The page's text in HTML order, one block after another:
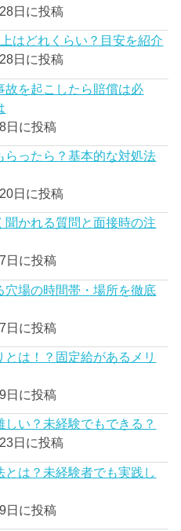
日に投稿
はどれくらい？目安を紹介
日に投稿
故を起こしたら賠償は必
日に投稿
らったら？基本的な対処法
日に投稿
聞かれる質問と面接時の注
日に投稿
穴場の時間帯・場所を徹底
日に投稿
は！？固定給があるメリ
日に投稿
い？未経験でもできる？
日に投稿
は？未経験者でも実践し
日に投稿